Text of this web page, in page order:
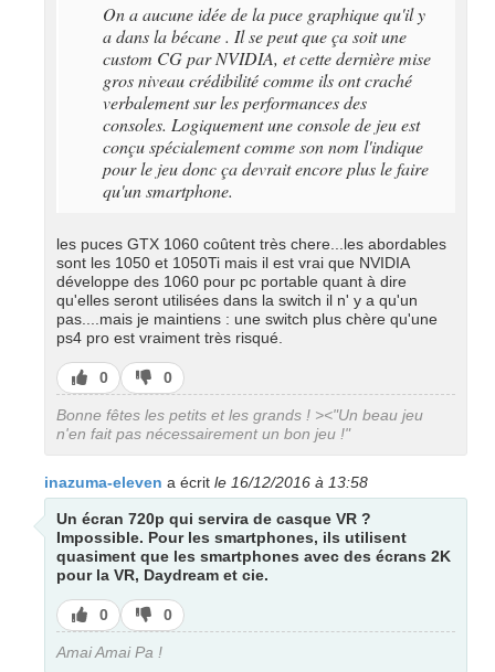
On a aucune idée de la puce graphique qu'il y
a dans la bécane . Il se peut que ça soit une
custom CG par NVIDIA, et cette dernière mise
gros niveau crédibilité comme ils ont craché
verbalement sur les performances des
consoles. Logiquement une console de jeu est
conçu spécialement comme son nom l'indique
pour le jeu donc ça devrait encore plus le faire
qu'un smartphone.
les puces GTX 1060 coûtent très chere...les abordables
sont les 1050 et 1050Ti mais il est vrai que NVIDIA
développe des 1060 pour pc portable quant à dire
qu'elles seront utilisées dans la switch il n' y a qu'un
pas....mais je maintiens : une switch plus chère qu'une
ps4 pro est vraiment très risqué.
J’aime
0
J’aime
pas
0
Bonne fêtes les petits et les grands ! ><"Un beau jeu
n'en fait pas nécessairement un bon jeu !"
inazuma-eleven a écrit le 16/12/2016 à 13:58
Un écran 720p qui servira de casque VR ?
Impossible. Pour les smartphones, ils utilisent
quasiment que les smartphones avec des écrans 2K
pour la VR, Daydream et cie.
J’aime
0
J’aime
pas
0
Amai Amai Pa !